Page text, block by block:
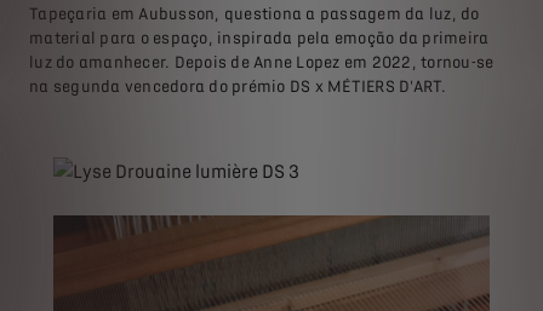
Tapeçaria em Aubusson, questiona a passagem da luz, do
material para o espaço, inspirada pela emoção da primeira
luz do amanhecer. Depois de Anne Lopez em 2022, tornou-se
na segunda vencedora do prémio DS x MÉTIERS D'ART.